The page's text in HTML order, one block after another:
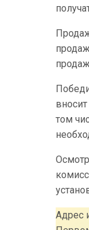
том
Адрес